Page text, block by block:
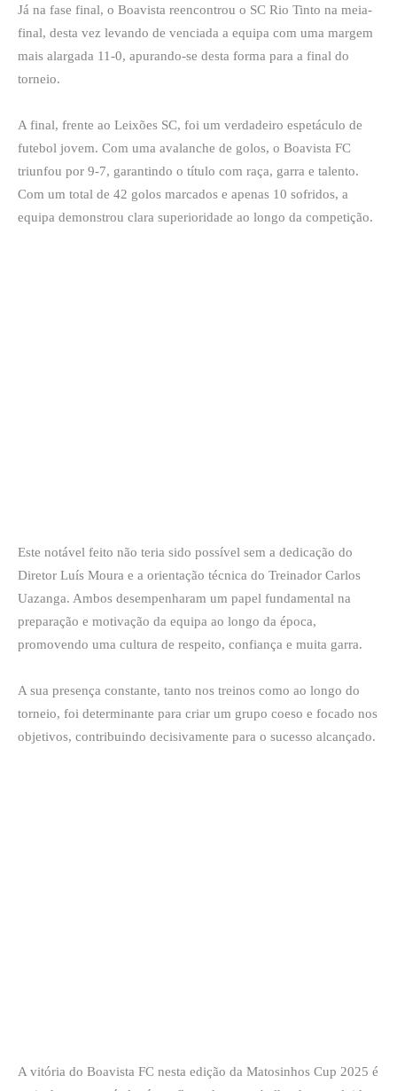
Já na fase final, o Boavista reencontrou o SC Rio Tinto na meia-
final, desta vez levando de venciada a equipa com uma margem
mais alargada 11-0, apurando-se desta forma para a final do
torneio.
A final, frente ao Leixões SC, foi um verdadeiro espetáculo de
futebol jovem. Com uma avalanche de golos, o Boavista FC
triunfou por 9-7, garantindo o título com raça, garra e talento.
Com um total de 42 golos marcados e apenas 10 sofridos, a
equipa demonstrou clara superioridade ao longo da competição.
Este notável feito não teria sido possível sem a dedicação do
Diretor Luís Moura e a orientação técnica do Treinador Carlos
Uazanga. Ambos desempenharam um papel fundamental na
preparação e motivação da equipa ao longo da época,
promovendo uma cultura de respeito, confiança e muita garra.
A sua presença constante, tanto nos treinos como ao longo do
torneio, foi determinante para criar um grupo coeso e focado nos
objetivos, contribuindo decisivamente para o sucesso alcançado.
A vitória do Boavista FC nesta edição da Matosinhos Cup 2025 é